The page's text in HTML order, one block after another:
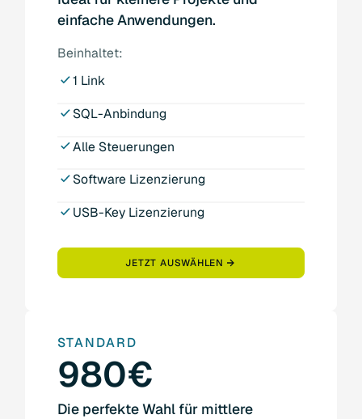
einfache Anwendungen.
Beinhaltet:
1 Link
SQL-Anbindung
Alle Steuerungen
Software Lizenzierung
USB-Key Lizenzierung
JETZT AUSWÄHLEN
STANDARD
980€
Die perfekte Wahl für mittlere